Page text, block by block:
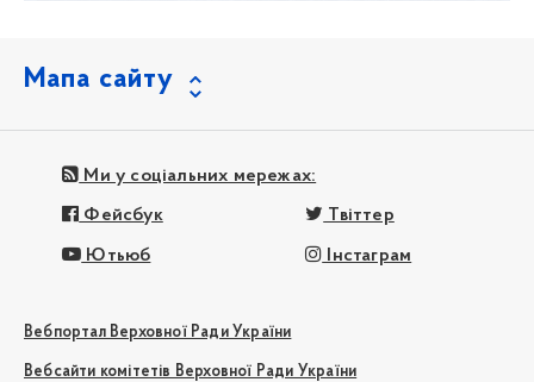
Мапа сайту
Ми у соціальних мережах:
Фейсбук Твіттер
Ютьюб Інстаграм
Вебпортал Верховної Ради України
Вебсайти комітетів Верховної Ради України